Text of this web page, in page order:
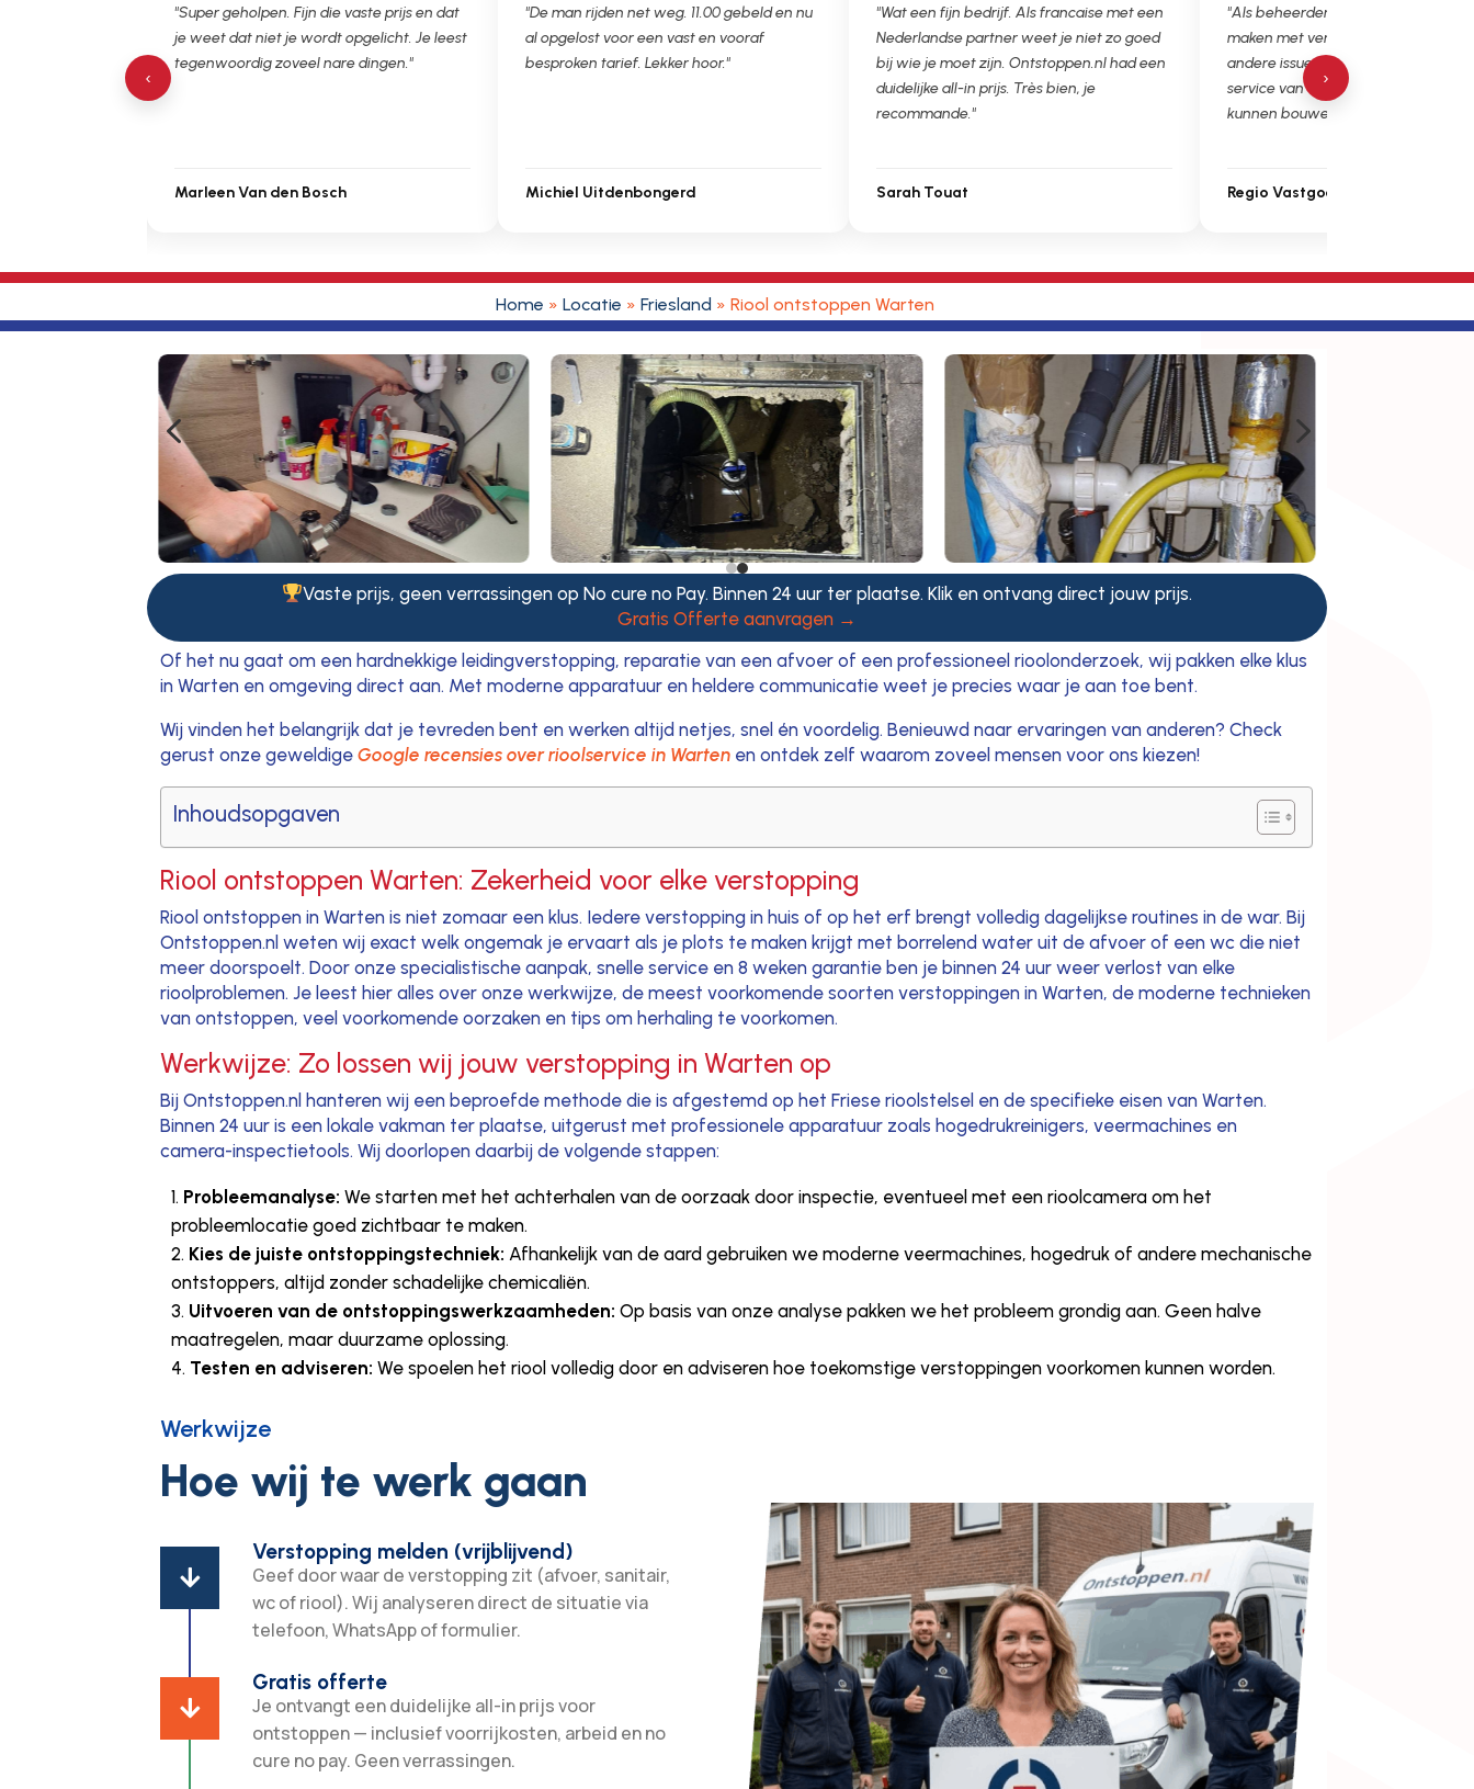
"Super geholpen. Fijn die vaste prijs en dat
je weet dat niet je wordt opgelicht. Je leest
tegenwoordig zoveel nare dingen."
Marleen Van den Bosch
"De man rijden net weg. 11.00 gebeld en nu
al opgelost voor een vast en vooraf
besproken tarief. Lekker hoor."
Michiel Uitdenbongerd
"Wat een fijn bedrijf. Als francaise met een
Nederlandse partner weet je niet zo goed
bij wie je moet zijn. Ontstoppen.nl had een
duidelijke all-in prijs. Très bien, je
recommande."
Sarah Touat
"Als beheerder hebben we helaas
maken met verstoppingen,
andere issues. Het is super fijn dat
service van Ontstoppen.nl en
kunnen bouwen. Ga zo door!"
Regio Vastgoedbeheer
‹ ›
Home » Locatie » Friesland » Riool ontstoppen Warten
4 5
Vaste prijs, geen verrassingen op No cure no Pay. Binnen 24 uur ter plaatse. Klik en ontvang direct jouw prijs.
Gratis Offerte aanvragen →
Of het nu gaat om een hardnekkige leidingverstopping, reparatie van een afvoer of een professioneel rioolonderzoek, wij pakken elke klus
in Warten en omgeving direct aan. Met moderne apparatuur en heldere communicatie weet je precies waar je aan toe bent.
Wij vinden het belangrijk dat je tevreden bent en werken altijd netjes, snel én voordelig. Benieuwd naar ervaringen van anderen? Check
gerust onze geweldigeGoogle recensies over rioolservice in Warten en ontdek zelf waarom zoveel mensen voor ons kiezen!
Inhoudsopgaven
Riool ontstoppen Warten: Zekerheid voor elke verstopping
Riool ontstoppen in Warten is niet zomaar een klus. Iedere verstopping in huis of op het erf brengt volledig dagelijkse routines in de war. Bij
Ontstoppen.nl weten wij exact welk ongemak je ervaart als je plots te maken krijgt met borrelend water uit de afvoer of een wc die niet
meer doorspoelt. Door onze specialistische aanpak, snelle service en 8 weken garantie ben je binnen 24 uur weer verlost van elke
rioolproblemen. Je leest hier alles over onze werkwijze, de meest voorkomende soorten verstoppingen in Warten, de moderne technieken
van ontstoppen, veel voorkomende oorzaken en tips om herhaling te voorkomen.
Werkwijze: Zo lossen wij jouw verstopping in Warten op
Bij Ontstoppen.nl hanteren wij een beproefde methode die is afgestemd op het Friese rioolstelsel en de specifieke eisen van Warten.
Binnen 24 uur is een lokale vakman ter plaatse, uitgerust met professionele apparatuur zoals hogedrukreinigers, veermachines en
camera-inspectietools. Wij doorlopen daarbij de volgende stappen:
Probleemanalyse: We starten met het achterhalen van de oorzaak door inspectie, eventueel met een rioolcamera om het
probleemlocatie goed zichtbaar te maken.
Kies de juiste ontstoppingstechniek: Afhankelijk van de aard gebruiken we moderne veermachines, hogedruk of andere mechanische
ontstoppers, altijd zonder schadelijke chemicaliën.
Uitvoeren van de ontstoppingswerkzaamheden: Op basis van onze analyse pakken we het probleem grondig aan. Geen halve
maatregelen, maar duurzame oplossing.
Testen en adviseren: We spoelen het riool volledig door en adviseren hoe toekomstige verstoppingen voorkomen kunnen worden.
Werkwijze
Hoe wij te werk gaan

Verstopping melden (vrijblijvend)
Geef door waar de verstopping zit (afvoer, sanitair,
wc of riool). Wij analyseren direct de situatie via
telefoon, WhatsApp of formulier.

Gratis offerte
Je ontvangt een duidelijke all-in prijs voor
ontstoppen — inclusief voorrijkosten, arbeid en no
cure no pay. Geen verrassingen.